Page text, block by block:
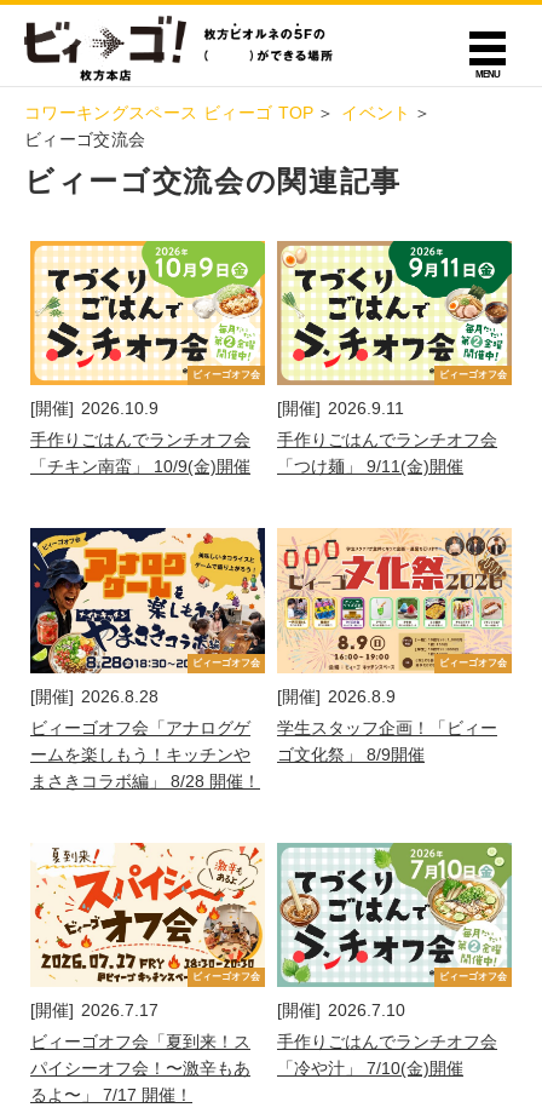
コワーキングスペース ビィーゴ TOP
イベント
ビィーゴ交流会
ビィーゴ交流会の関連記事
ビィーゴオフ会
[開催] 2026.10.9
手作りごはんでランチオフ会
「チキン南蛮」 10/9(金)開催
ビィーゴオフ会
[開催] 2026.9.11
手作りごはんでランチオフ会
「つけ麺」 9/11(金)開催
ビィーゴオフ会
[開催] 2026.8.28
ビィーゴオフ会「アナログゲ
ームを楽しもう！キッチンや
まさきコラボ編」 8/28 開催！
ビィーゴオフ会
[開催] 2026.8.9
学生スタッフ企画！「ビィー
ゴ文化祭」 8/9開催
ビィーゴオフ会
[開催] 2026.7.17
ビィーゴオフ会「夏到来！ス
パイシーオフ会！〜激辛もあ
るよ〜」 7/17 開催！
ビィーゴオフ会
[開催] 2026.7.10
手作りごはんでランチオフ会
「冷や汁」 7/10(金)開催